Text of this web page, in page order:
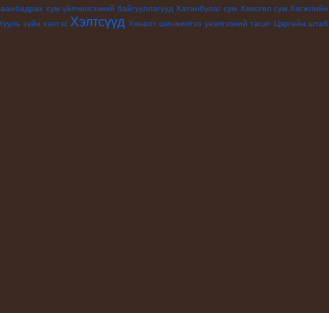
сум үйлчилгээний байгууллагууд Хатанбулаг сум Хөвсгөл сум Хөгжлийн
зүйн хэлтэс Хэлтсүүд Хяналт шинжилгээ үнэлгээний тасаг Цэргийн штаб